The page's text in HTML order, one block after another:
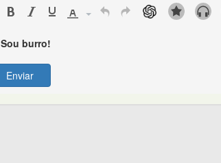
Sou burro!
Enviar